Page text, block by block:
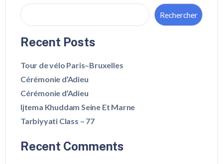
Rechercher
Recent Posts
Tour de vélo Paris–Bruxelles
Cérémonie d’Adieu
Cérémonie d’Adieu
Ijtema Khuddam Seine Et Marne
Tarbiyyati Class – 77
Recent Comments